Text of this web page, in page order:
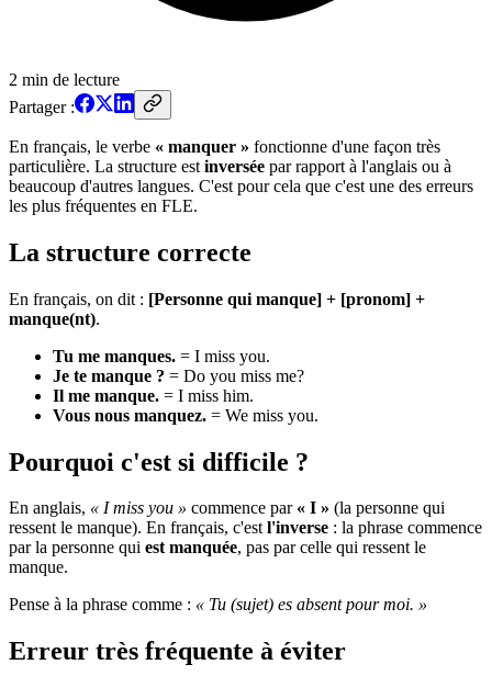
2 min de lecture
Partager :
En français, le verbe « manquer » fonctionne d'une façon très
particulière. La structure est inversée par rapport à l'anglais ou à
beaucoup d'autres langues. C'est pour cela que c'est une des erreurs
les plus fréquentes en FLE.
La structure correcte
En français, on dit : [Personne qui manque] + [pronom] +
manque(nt).
Tu me manques. = I miss you.
Je te manque ? = Do you miss me?
Il me manque. = I miss him.
Vous nous manquez. = We miss you.
Pourquoi c'est si difficile ?
En anglais, « I miss you » commence par « I » (la personne qui
ressent le manque). En français, c'estl'inverse : la phrase commence
par la personne qui est manquée, pas par celle qui ressent le
manque.
Pense à la phrase comme : « Tu (sujet) es absent pour moi. »
Erreur très fréquente à éviter